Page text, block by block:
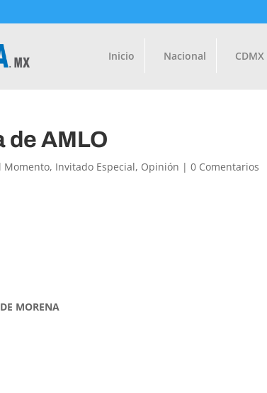
Inicio Nacional CDMX
de AMLO
Momento, Invitado Especial, Opinión |0 Comentarios
MORENA